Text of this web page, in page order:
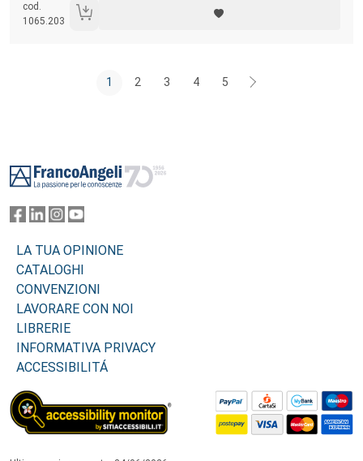
professionisti delle risorse umane, che vi troveranno uno strumento
affidabile per migliorare il funzionamento dell’organizzazione e per
cod.
1065.203
1 2 3 4 5
LA TUA OPINIONE
CATALOGHI
CONVENZIONI
LAVORARE CON NOI
LIBRERIE
INFORMATIVA PRIVACY
ACCESSIBILITÁ